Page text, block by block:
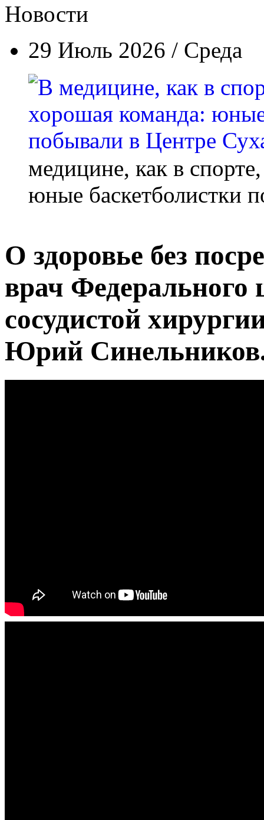
Новости
29 Июль 2026 / Среда
медицине, как в
юные баскетболистки
О здоровье без
врач Федерального
сосудистой
Юрий